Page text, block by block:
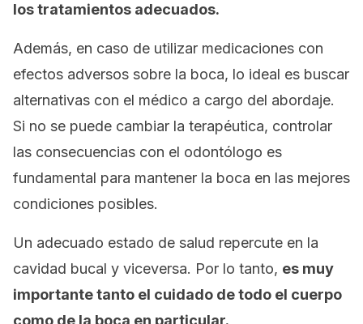
los tratamientos adecuados.
Además, en caso de utilizar medicaciones con
efectos adversos sobre la boca, lo ideal es buscar
alternativas con el médico a cargo del abordaje.
Si no se puede cambiar la terapéutica, controlar
las consecuencias con el odontólogo es
fundamental para mantener la boca en las mejores
condiciones posibles.
Un adecuado estado de salud repercute en la
cavidad bucal y viceversa. Por lo tanto, es muy
importante tanto el cuidado de todo el cuerpo
como de la boca en particular.